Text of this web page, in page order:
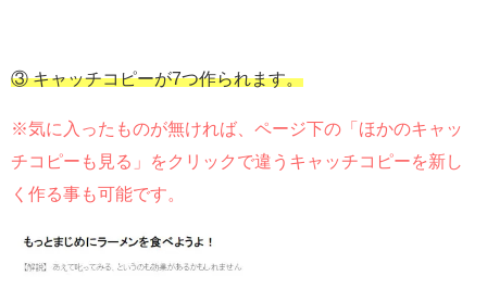
③ キャッチコピーが7つ作られます。
※気に入ったものが無ければ、ページ下の「ほかのキャッ
チコピーも見る」をクリックで違うキャッチコピーを新し
く作る事も可能です。